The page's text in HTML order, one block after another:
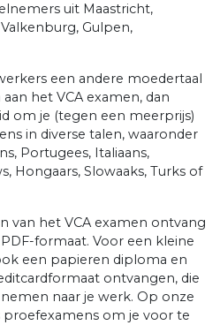
uit Maastricht,
Gulpen,
een andere moedertaal
het VCA examen, dan
om je (tegen een meerprijs)
in diverse talen, waaronder
Portugees, Italiaans,
Hongaars, Slowaaks, Turks of
van het VCA examen ontvang
formaat. Voor een kleine
een papieren diploma en
ontvangen, die
naar je werk. Op onze
proefexamens om je voor te